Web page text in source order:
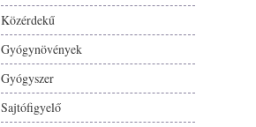
Közérdekű
Gyógynövények
Gyógyszer
Sajtófigyelő